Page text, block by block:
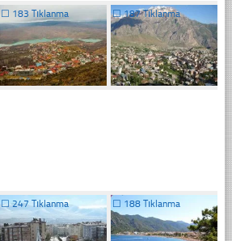
☐ 183 Tıklanma ☐187 Tıklanma
☐247 Tıklanma ☐ 188 Tıklanma